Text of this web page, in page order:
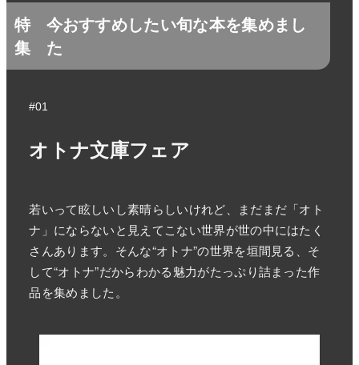
特
集
今おすすめしたい旬な本を集めまし
た
#01
オトナ文庫フェア
若いって眩しいし素晴らしいけれど、まだまだ「オト
ナ」にならないと見えてこない世界が世の中にはたく
さんあります。そんな“オトナ”の世界を垣間見る、そ
して“オトナ”だからわかる魅力がたっぷり詰まった作
品を集めました。